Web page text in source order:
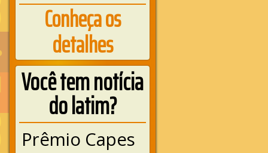
Conheça os
detalhes
Você tem notícia
do latim?
Prêmio Capes